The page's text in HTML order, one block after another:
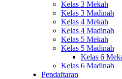
Kelas 3 Mekah
Kelas 3 Madinah
Kelas 4 Mekah
Kelas 4 Madinah
Kelas 5 Mekah
Kelas 5 Madinah
Kelas 6
Kelas 6 Madinah
Pendaftaran